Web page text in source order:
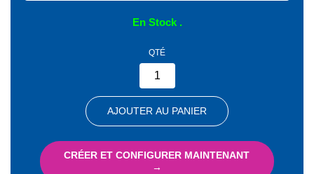
En Stock
QTÉ
AJOUTER AU PANIER
CRÉER ET CONFIGURER MAINTENANT
→